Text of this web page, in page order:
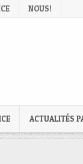
NOUS!
ACTUALITÉS